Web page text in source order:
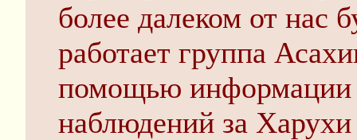
более далеком от нас
работает группа
помощью информации
наблюдений за